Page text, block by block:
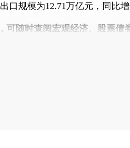
口规模为12.71万亿元，同比增
，可随时查阅宏观经济、股票债